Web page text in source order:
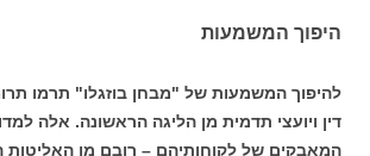
היפוך המשמעות
להיפוך המשמעות של "מבחן בוזגלו" תרמו
דין ויועצי תדמית מן הליגה הראשונה. אלה
המאבקים של לקוחותיהם – רובם מן האליטות